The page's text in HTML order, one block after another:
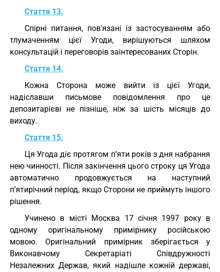
Стаття 13.
Спірні питання, пов'язані із застосуванням або
тлумаченням цієї Угоди, вирішуються шляхом
консультацій і переговорів заінтересованих Сторін.
Стаття 14.
Кожна Сторона може вийти із цієї Угоди,
надіславши письмове повідомлення про це
депозитарієві не пізніше, ніж за шість місяців до
виходу.
Стаття 15.
Ця Угода діє протягом п’яти років з дня набрання
нею чинності. Після закінчення цього строку ця Угода
автоматично продовжується на наступний
п’ятирічний період, якщо Сторони не приймуть іншого
рішення.
Учинено в місті Москва 17 січня 1997 року в
одному оригінальному примірнику російською
мовою. Оригінальний примірник зберігається у
Виконавчому Секретаріаті Співдружності
Незалежних Держав, який надішле кожній державі,